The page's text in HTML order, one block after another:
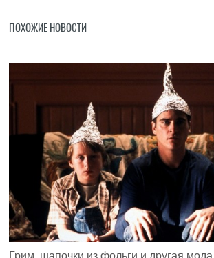
ПОХОЖИЕ НОВОСТИ
Грим, шапочки из фольги и другая